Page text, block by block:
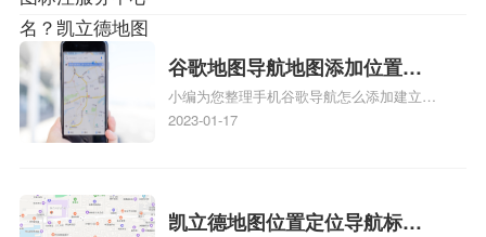
地图标注服务中心铺招牌相关地图标注知
识，详情可查看下方正文！
谷歌地图导航地图添加位置？
添加谷歌地图导航位置？
小编为您整理手机谷歌导航怎么添加建立多
人位置、如何在地图，谷歌地图添加公司位
2023-01-17
凯立德地图位置定位导航标